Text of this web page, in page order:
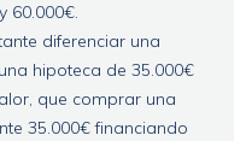
60.000€.
diferenciar una
hipoteca de 35.000€
que comprar una
35.000€ financiando